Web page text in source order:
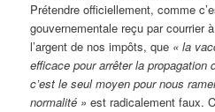
Prétendre officiellement, comme
gouvernementale reçu par courrier
l’argent de nos impôts, que « la
efficace pour arrêter la propagation
c’est le seul moyen pour nous
normalité » est radicalement faux.